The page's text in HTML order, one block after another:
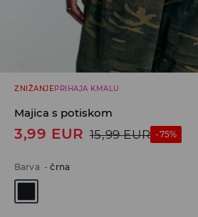
ZNIŽANJE PRIHAJA KMALU
Majica s potiskom
3,99 EUR 15,99 EUR -75%
Barva -črna